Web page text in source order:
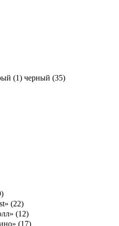
(1) черный (35)
)
(22)
(12)
(17)